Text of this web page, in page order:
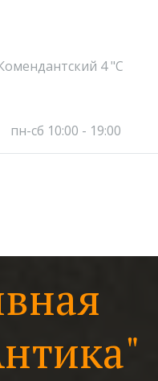
4 "С
пн-сб 10:00 - 19:00